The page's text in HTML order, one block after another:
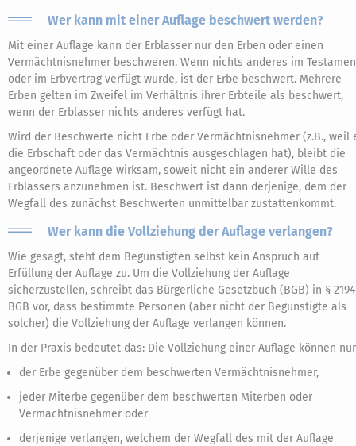
Wer kann mit einer Auflage beschwert werden?
Mit einer Auflage kann der Erblasser nur den Erben oder einen
Vermächtnisnehmer beschweren. Wenn nichts anderes im
oder im Erbvertrag verfügt wurde, ist der Erbe beschwert. Mehrere
Erben gelten im Zweifel im Verhältnis ihrer Erbteile als beschwert,
wenn der Erblasser nichts anderes verfügt hat.
Wird der Beschwerte nicht Erbe oder Vermächtnisnehmer (z.B., weil
die Erbschaft oder das Vermächtnis ausgeschlagen hat), bleibt die
angeordnete Auflage wirksam, soweit nicht ein anderer Wille des
Erblassers anzunehmen ist. Beschwert ist dann derjenige, dem der
Wegfall des zunächst Beschwerten unmittelbar zustattenkommt.
Wer kann die Vollziehung der Auflage verlangen?
Wie gesagt, steht dem Begünstigten selbst kein Anspruch auf
Erfüllung der Auflage zu. Um die Vollziehung der Auflage
sicherzustellen, schreibt das Bürgerliche Gesetzbuch (BGB) in § 2194
BGB vor, dass bestimmte Personen (aber nicht der Begünstigte als
solcher) die Vollziehung der Auflage verlangen können.
In der Praxis bedeutet das: Die Vollziehung einer Auflage können nur
der Erbe gegenüber dem beschwerten Vermächtnisnehmer,
jeder Miterbe gegenüber dem beschwerten Miterben oder
Vermächtnisnehmer oder
derjenige verlangen, welchem der Wegfall des mit der Auflage